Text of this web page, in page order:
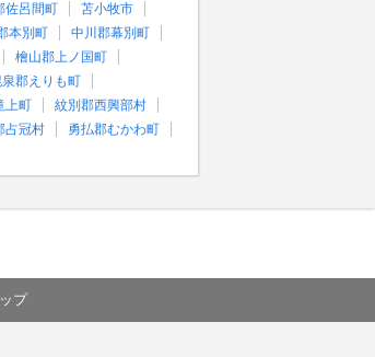
佐呂間町
苫小牧市
本別町
中川郡幕別町
檜山郡上ノ国町
郡えりも町
上町
紋別郡西興部村
占冠村
勇払郡むかわ町
プ